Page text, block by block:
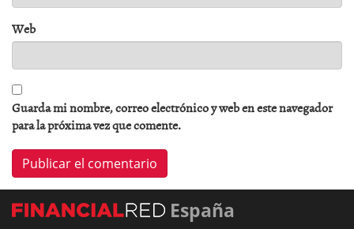
Web
Guarda mi nombre, correo electrónico y web en este navegador
para la próxima vez que comente.
España